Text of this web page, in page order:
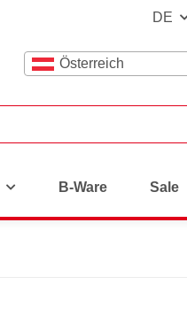
DE
Österreich
B-Ware Sale